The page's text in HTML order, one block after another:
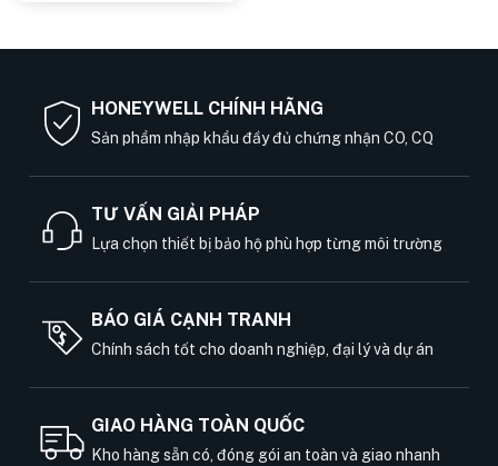
HONEYWELL CHÍNH HÃNG
Sản phẩm nhập khẩu đầy đủ chứng nhận CO, CQ
TƯ VẤN GIẢI PHÁP
Lựa chọn thiết bị bảo hộ phù hợp từng môi trường
BÁO GIÁ CẠNH TRANH
Chính sách tốt cho doanh nghiệp, đại lý và dự án
GIAO HÀNG TOÀN QUỐC
Kho hàng sẵn có, đóng gói an toàn và giao nhanh